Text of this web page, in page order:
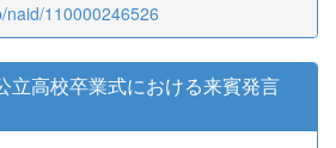
naid/110000246526
立高校卒業式における来賓発言